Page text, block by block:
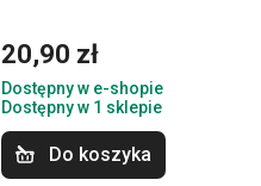
20,90 zł
Dostępny w e-shopie
Dostępny w 1 sklepie
Do koszyka